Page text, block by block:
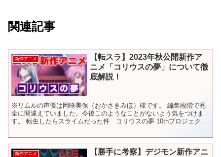
関連記事
新作アニメ
【転スラ】2023年秋公開新作ア
ニメ「コリウスの夢」について徹
底解説！
※リムルの声優は岡咲美保（おかさきみほ）様です。 編集段階で完
全に間違えていました。今後このようなことがないよう気をつけま
す。 転生したらスライムだった件 コリウスの夢 10thプロジェクト
新作アニメ
【勝手に考察】デジモン新作アニ